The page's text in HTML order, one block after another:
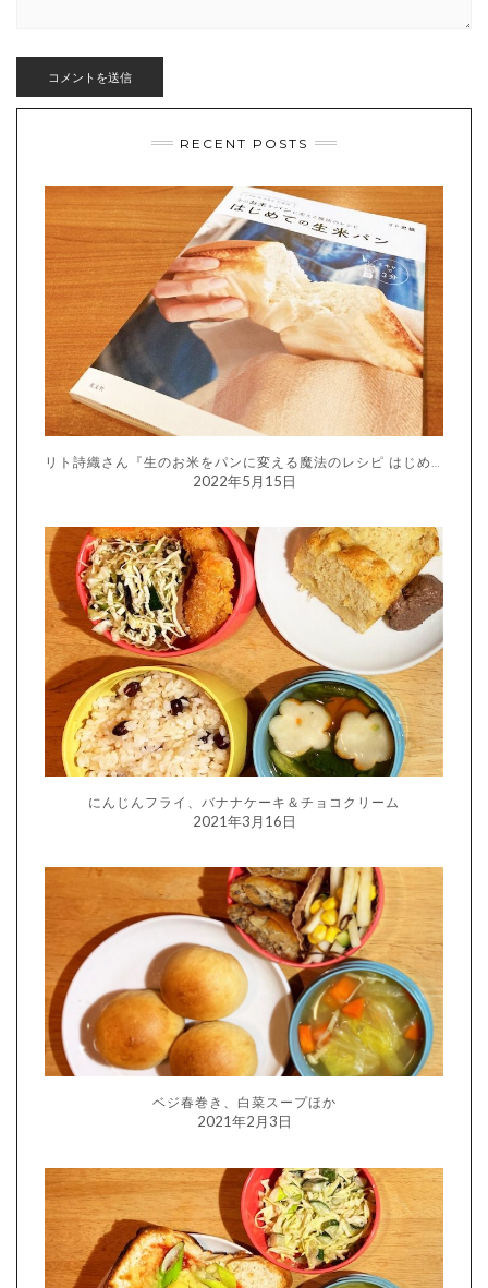
RECENT POSTS
2022年5月15日
にんじんフライ、バナナケーキ＆チョコクリーム
2021年3月16日
ベジ春巻き、白菜スープほか
2021年2月3日